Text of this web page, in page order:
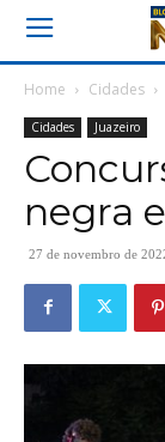
Home Cidades
Cidades Juazeiro
negra
27 de novembro de